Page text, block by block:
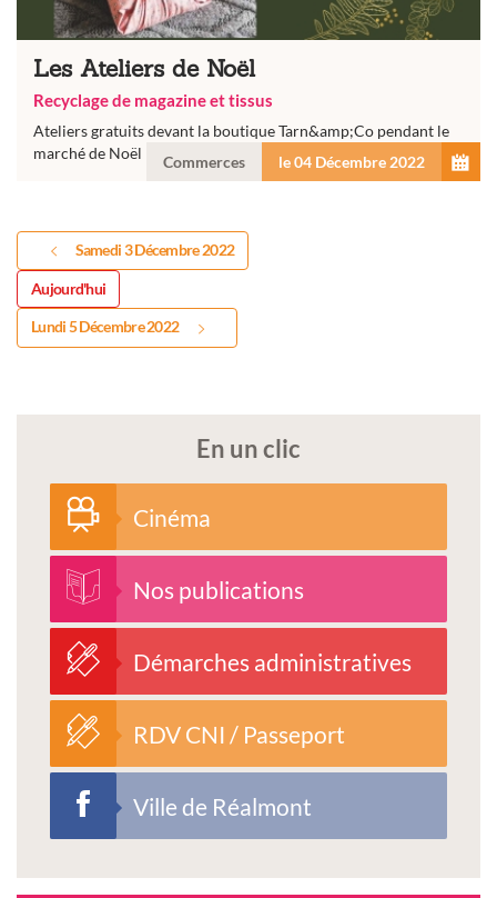
Les Ateliers de Noël
Recyclage de magazine et tissus
Ateliers gratuits devant la boutique Tarn&amp;Co pendant le
marché de Noël
Commerces le 04 Décembre 2022
Samedi 3 Décembre 2022
Aujourd'hui
Lundi 5 Décembre 2022
En un clic
Cinéma
Nos publications
Démarches administratives
RDV CNI / Passeport
Ville de Réalmont